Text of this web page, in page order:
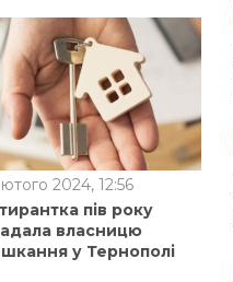
2024, 12:56
пів року
власницю
у Тернополі